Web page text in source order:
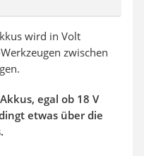
wird in Volt
zwischen
egal ob 18 V
etwas über die